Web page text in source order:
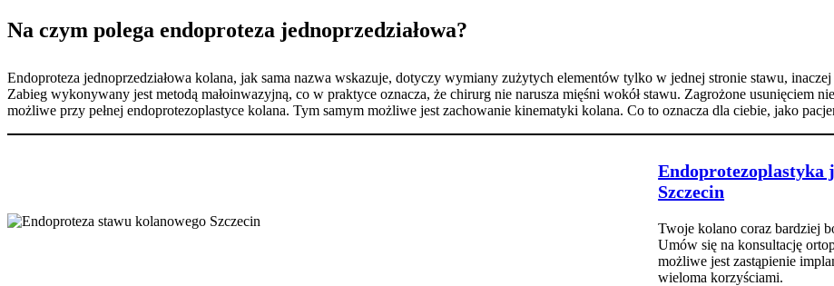
Na czym polega endoproteza jednoprzedziałowa?
Endoproteza jednoprzedziałowa kolana, jak sama nazwa wskazuje, dotyczy wymiany zużytych elementów tylko w jednej stronie stawu,
Zabieg wykonywany jest metodą małoinwazyjną, co w praktyce oznacza, że chirurg nie narusza mięśni wokół stawu. Zagrożone usunięciem
możliwe przy pełnej endoprotezoplastyce kolana. Tym samym możliwe jest zachowanie kinematyki kolana. Co to oznacza dla ciebie, jako
Endoprotezoplastyka
Szczecin
Twoje kolano coraz bardziej
Umów się na konsultację
możliwe jest zastąpienie
wieloma korzyściami.